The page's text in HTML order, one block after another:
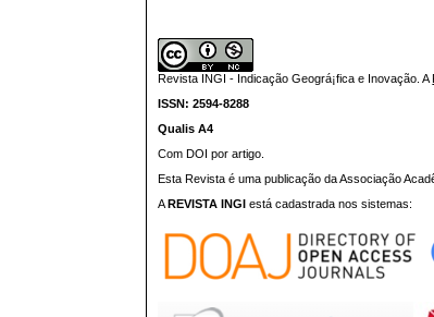
Revista INGI - Indicação Geográ¡fica e Inovação.A
ISSN: 2594-8288
Qualis A4
Com DOI por artigo.
Esta Revista é uma publicação da Associação
A REVISTA INGI está cadastrada nos sistemas: